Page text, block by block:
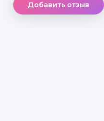
Добавить отзыв